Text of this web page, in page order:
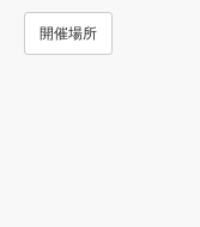
開催場所